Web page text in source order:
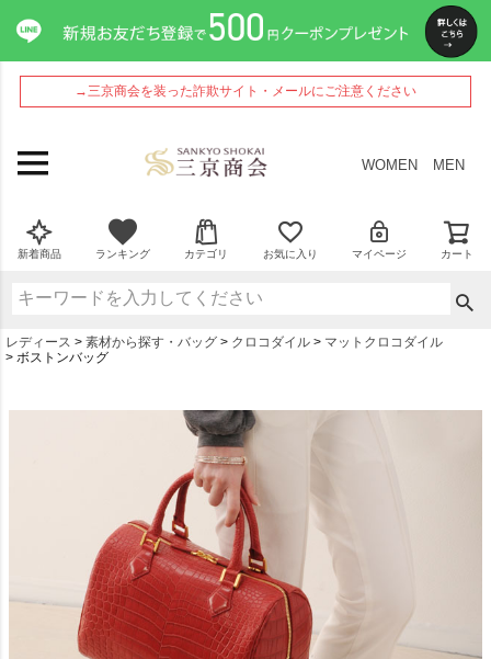
→三京商会を装った詐欺サイト・メールにご注意ください
WOMEN MEN
新着商品 ランキング カテゴリ お気に入り マイページ カート
レディース 素材から探す・バッグ クロコダイル
マットクロコダイル
ボストンバッグ